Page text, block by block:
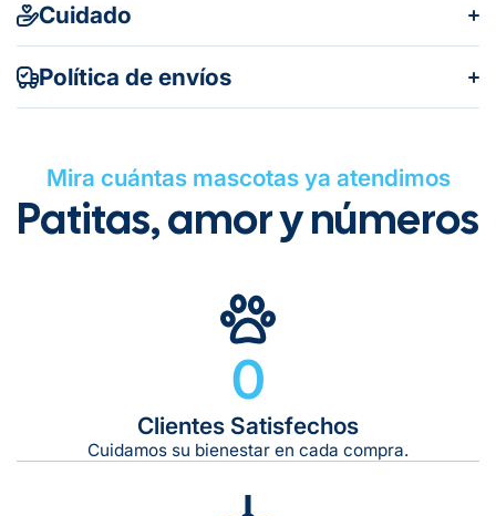
Cuidado
Política de envíos
Gratuito en todos los pedidos
Tiempo de entrega estimado: 5 a 7 días hábiles
Gratis en compras de $599 o más
Mira cuántas mascotas ya atendimos
Patitas, amor y números
0
Clientes Satisfechos
Cuidamos su bienestar en cada compra.